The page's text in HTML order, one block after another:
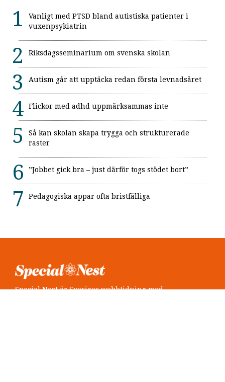
Vanligt med PTSD bland autistiska patienter i
vuxenpsykiatrin
Riksdagsseminarium om svenska skolan
Autism går att upptäcka redan första levnadsåret
Flickor med adhd uppmärksammas inte
Så kan skolan skapa trygga och strukturerade
raster
”Jobbet gick bra – just därför togs stödet bort”
Pedagogiska appar ofta bristfälliga
Special Nest är Sveriges webbtidning med